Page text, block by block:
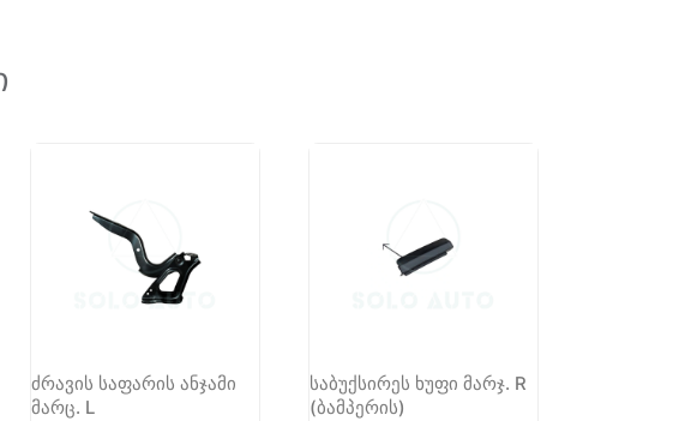
ძრავის საფარის ანჯამი
მარც. L
საბუქსირეს ხუფი მარჯ. R
(ბამპერის)